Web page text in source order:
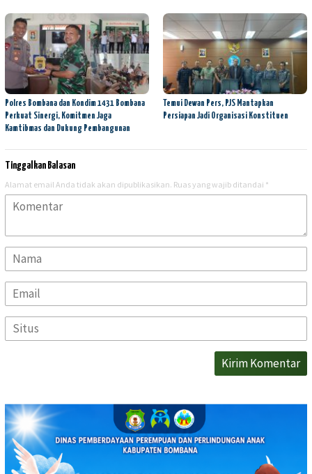
Polres Bombana dan Kondim 1431 Bombana
Perkuat Sinergi, Komitmen Jaga
Kamtibmas dan Dukung Pembangunan
Temui Dewan Pers, PJS Mantapkan
Persiapan Jadi Organisasi Konstituen
Tinggalkan Balasan
Alamat email Anda tidak akan dipublikasikan. Ruas yang wajib ditandai *